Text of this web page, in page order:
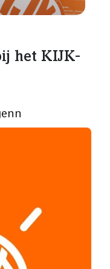
het KIJK-